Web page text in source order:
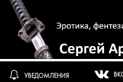
УВЕДОМЛЕНИЯ